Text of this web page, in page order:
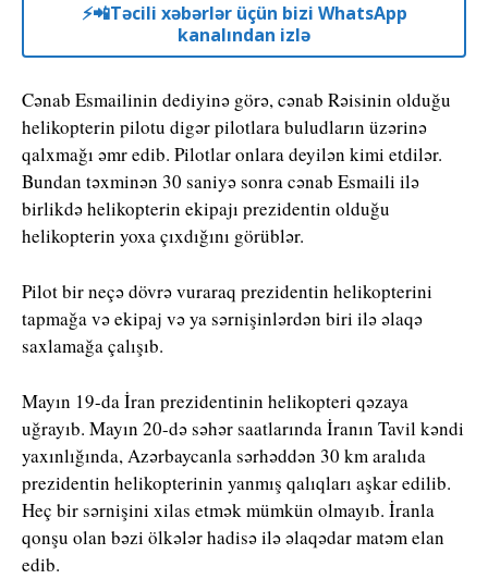
⚡️📲Təcili xəbərlər üçün bizi WhatsApp
kanalından izlə
Cənab Esmailinin dediyinə görə, cənab Rəisinin olduğu
helikopterin pilotu digər pilotlara buludların üzərinə
qalxmağı əmr edib. Pilotlar onlara deyilən kimi etdilər.
Bundan təxminən 30 saniyə sonra cənab Esmaili ilə
birlikdə helikopterin ekipajı prezidentin olduğu
helikopterin yoxa çıxdığını görüblər.
Pilot bir neçə dövrə vuraraq prezidentin helikopterini
tapmağa və ekipaj və ya sərnişinlərdən biri ilə əlaqə
saxlamağa çalışıb.
Mayın 19-da İran prezidentinin helikopteri qəzaya
uğrayıb. Mayın 20-də səhər saatlarında İranın Tavil kəndi
yaxınlığında, Azərbaycanla sərhəddən 30 km aralıda
prezidentin helikopterinin yanmış qalıqları aşkar edilib.
Heç bir sərnişini xilas etmək mümkün olmayıb. İranla
qonşu olan bəzi ölkələr hadisə ilə əlaqədar matəm elan
edib.